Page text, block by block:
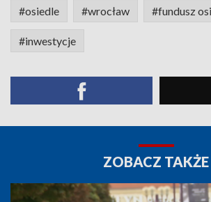
#osiedle #wrocław #fundusz
#inwestycje
ZOBACZ TAKŻE